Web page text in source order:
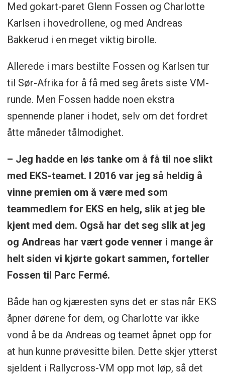
Med gokart-paret Glenn Fossen og Charlotte
Karlsen i hovedrollene, og med Andreas
Bakkerud i en meget viktig birolle.
Allerede i mars bestilte Fossen og Karlsen tur
til Sør-Afrika for å få med seg årets siste VM-
runde. Men Fossen hadde noen ekstra
spennende planer i hodet, selv om det fordret
åtte måneder tålmodighet.
– Jeg hadde en løs tanke om å få til noe slikt
med EKS-teamet. I 2016 var jeg så heldig å
vinne premien om å være med som
teammedlem for EKS en helg, slik at jeg ble
kjent med dem. Også har det seg slik at jeg
og Andreas har vært gode venner i mange år
helt siden vi kjørte gokart sammen, forteller
Fossen til Parc Fermé.
Både han og kjæresten syns det er stas når EKS
åpner dørene for dem, og Charlotte var ikke
vond å be da Andreas og teamet åpnet opp for
at hun kunne prøvesitte bilen. Dette skjer ytterst
sjeldent i Rallycross-VM opp mot løp, så det